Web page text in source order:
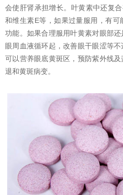
会使肝肾承担增长。叶黄素中还复
和维生素E等，如果过量服用，有
功能。如果合理服用叶黄素对眼部
眼周血液循环起，改善眼干眼涩等
可以营养眼底黄斑区，预防紫外线
退和黄斑病变。